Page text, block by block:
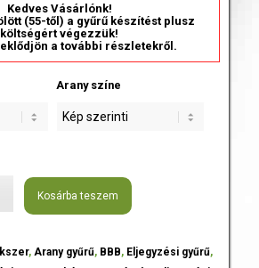
Kedves Vásárlónk!
(55-től) a gyűrű készítést plusz
költségért végezzük!
a további részletekről.
Arany színe
Kosárba teszem
, Arany gyűrű, BBB, Eljegyzési gyűrű,